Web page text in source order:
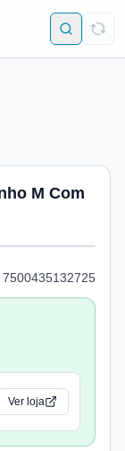
M Com
7500435132725
Ver loja